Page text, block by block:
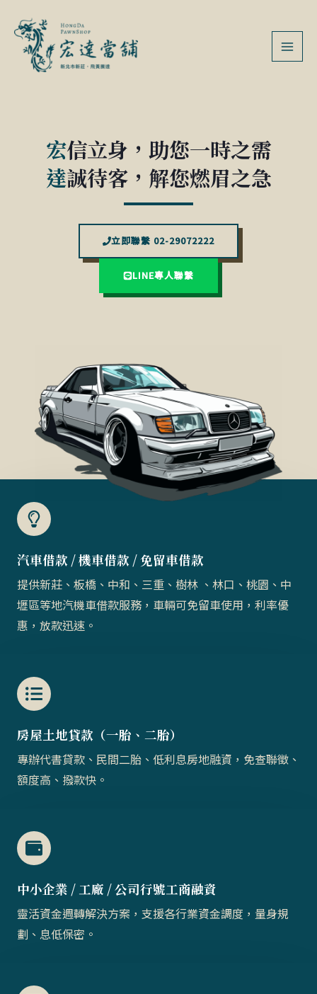
宏信立身，助您一時之需
達誠待客，解您燃眉之急
立即聯繫 02-29072222
LINE專人聯繫
汽車借款 / 機車借款 / 免留車借款​
提供新莊、板橋、中和、三重、樹林 、林口、桃園、中
壢區等地汽機車借款服務，車輛可免留車使用，利率優
惠，放款迅速。
房屋土地貸款（一胎、二胎）​​
專辦代書貸款、民間二胎、低利息房地融資，免查聯徵、
額度高、撥款快。
中小企業 / 工廠 / 公司行號工商融資
靈活資金週轉解決方案，支援各行業資金調度，量身規
劃、息低保密。